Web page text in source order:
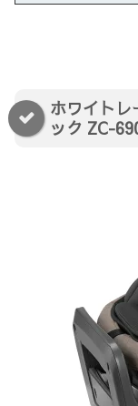
ホワイトレ
ック ZC-